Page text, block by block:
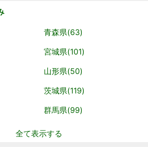
青森県(63)
宮城県(101)
山形県(50)
茨城県(119)
群馬県(99)
全て表示する